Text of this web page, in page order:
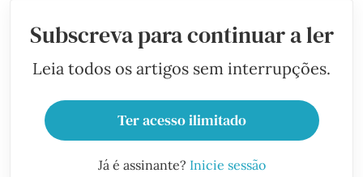
Subscreva para continuar a ler
Leia todos os artigos sem interrupções.
Ter acesso ilimitado
Já é assinante? Inicie sessão